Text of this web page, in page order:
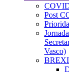
Post
Vasco)